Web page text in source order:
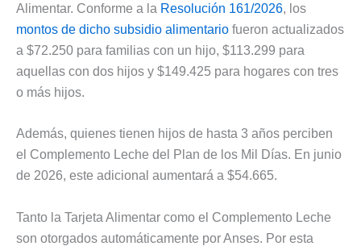
Alimentar. Conforme a la Resolución 161/2026, los
montos de dicho subsidio alimentario fueron actualizados
a $72.250 para familias con un hijo, $113.299 para
aquellas con dos hijos y $149.425 para hogares con tres
o más hijos.
Además, quienes tienen hijos de hasta 3 años perciben
el Complemento Leche del Plan de los Mil Días. En junio
de 2026, este adicional aumentará a $54.665.
Tanto la Tarjeta Alimentar como el Complemento Leche
son otorgados automáticamente por Anses. Por esta